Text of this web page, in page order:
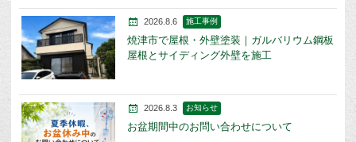
2026.8.6 施工事例
焼津市で屋根・外壁塗装｜ガルバリウム鋼板
屋根とサイディング外壁を施工
2026.8.3 お知らせ
お盆期間中のお問い合わせについて